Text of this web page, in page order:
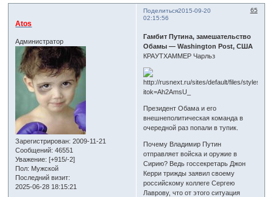
Поделиться 65
2015-09-20
02:15:56
Atos
Администратор
Зарегистрирован: 2009-11-21
Сообщений: 46551
Уважение: [+915/-2]
Пол: Мужской
Последний визит:
2025-06-28 18:15:21
Гамбит Путина, замешательство
Обамы — Washington Post, США
КРАУТХАММЕР Чарльз
Президент Обама и его
внешнеполитическая команда в
очередной раз попали в тупик.
Почему Владимир Путин
отправляет войска и оружие в
Сирию? Ведь госсекретарь Джон
Керри трижды заявил своему
российскому коллеге Сергею
Лаврову, что от этого ситуация